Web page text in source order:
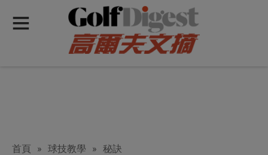
首頁 » 球技教學 » 秘訣